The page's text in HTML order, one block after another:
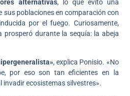
alternativas, lo que evitó una
poblaciones en comparación con
por el fuego. Curiosamente,
prosperó durante la sequía: la abeja
, explica Ponisio. «No
por eso son tan eficientes en la
ecosistemas silvestres».